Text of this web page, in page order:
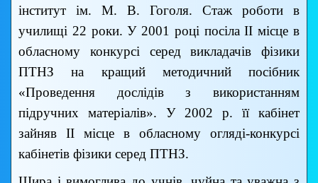
інститут ім. М. В. Гоголя. Стаж роботи в
училищі 22 роки. У 2001 році посіла ІІ місце в
обласному конкурсі серед викладачів фізики
ПТНЗ на кращий методичний посібник
«Проведення дослідів з використанням
підручних матеріалів». У 2002 р. її кабінет
зайняв ІІ місце в обласному огляді-конкурсі
кабінетів фізики серед ПТНЗ.